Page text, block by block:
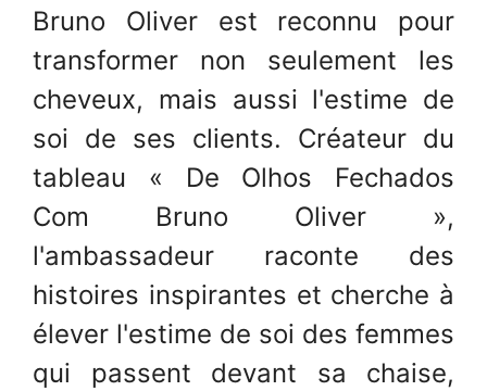
Bruno Oliver est reconnu pour
transformer non seulement les
cheveux, mais aussi l'estime de
soi de ses clients. Créateur du
tableau « De Olhos Fechados
Com Bruno Oliver »,
l'ambassadeur raconte des
histoires inspirantes et cherche à
élever l'estime de soi des femmes
qui passent devant sa chaise,